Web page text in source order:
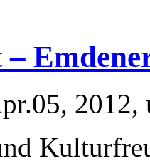
2012,